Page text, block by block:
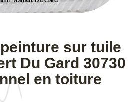
sur tuile
Du Gard 30730
en toiture